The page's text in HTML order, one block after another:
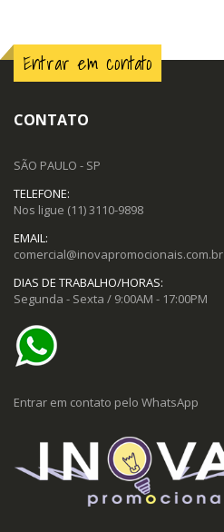
Entrar em contato
CONTATO
SÃO PAULO - SP
TELEFONE:
Nos ligue (11) 3110-9898
EMAIL:
comercial@inovapromocionais.com.br
DIAS DE TRABALHO/HORAS:
Segunda - Sexta / 9:00AM - 17:00PM
Entrar em contato pelo WhatsApp